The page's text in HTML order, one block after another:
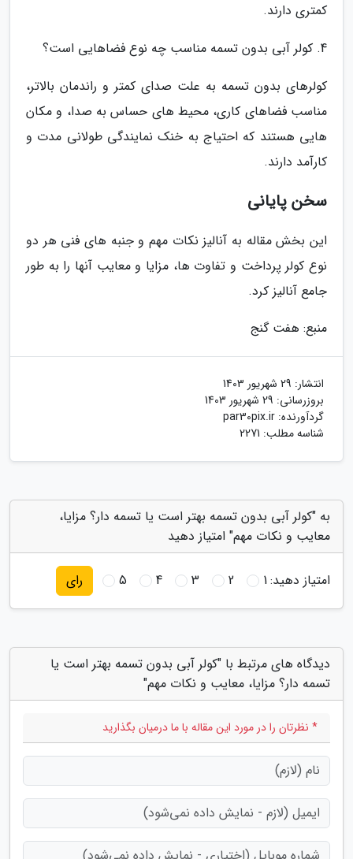
کمتری دارند.
4. کولر آبی بدون تسمه مناسب چه نوع فضاهایی است؟
کولرهای بدون تسمه به علت صدای کمتر و راندمان بالاتر،
مناسب فضاهای کاری، محیط های حساس به صدا، و مکان
هایی هستند که احتیاج به خنک نمایندگی طولانی مدت و
کارآمد دارند.
سخن پایانی
این بخش مقاله به آنالیز نکات مهم و جنبه های فنی هر دو
نوع کولر پرداخت و تفاوت ها، مزایا و معایب آنها را به طور
جامع آنالیز کرد.
منبع: هفت گنج
انتشار: 29 شهریور 1403
بروزرسانی: 29 شهریور 1403
گردآورنده: par30pix.ir
شناسه مطلب: 2271
به "کولر آبی بدون تسمه بهتر است یا تسمه دار؟ مزایا،
معایب و نکات مهم" امتیاز دهید
امتیاز دهید:1
2
3
4
5 رای
دیدگاه های مرتبط با "کولر آبی بدون تسمه بهتر است یا
تسمه دار؟ مزایا، معایب و نکات مهم"
* نظرتان را در مورد این مقاله با ما درمیان بگذارید